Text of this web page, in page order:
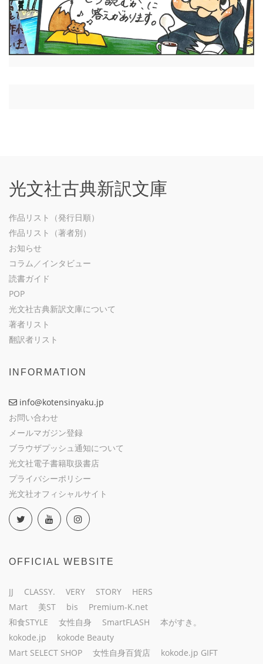
光文社古典新訳文庫
作品リスト（発行日順）
作品リスト（著者別）
お知らせ
コラム／インタビュー
読書ガイド
POP
光文社古典新訳文庫について
著者リスト
翻訳者リスト
INFORMATION
info@kotensinyaku.jp
お問い合わせ
メールマガジン登録
ブラウザプッシュ通知について
光文社電子書籍取扱書店
プライバシーポリシー
光文社オフィシャルサイト
OFFICIAL WEBSITE
JJ CLASSY. VERY STORY
HERS
Mart
美ST bis
Premium-K.net
和食STYLE
女性自身 SmartFLASH
本がすき。
kokode.jp
kokode Beauty
Mart SELECT SHOP
女性自身百貨店 kokode.jp GIFT